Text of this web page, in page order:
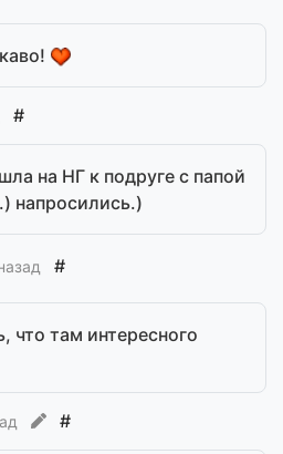
#
на НГ к подруге с папой
напросились.)
#
что там интересного
#